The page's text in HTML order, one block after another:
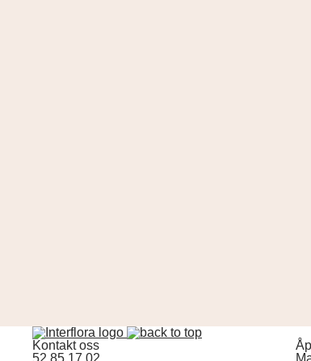
Kontakt oss
52 85 17 02